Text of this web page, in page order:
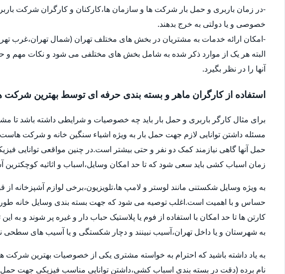
-در زمان باربری و حمل بار شرکت ها و سازمان ها،کارکنان و کارگران شرکت
خصوصی و یا دولتی به خرج بدهند.
-امکان ارائه خدمات به مشتریان در بخش های مختلف تهران (شمال تهران،غرب
البته هر یک از موارد ذکر شده به شامل بخش های مختلفی می شود و نکات مهم و
آنها را در نظر بگیرد.
استفاده از کارگران ماهر و بسته بندی حرفه ای توسط بهترین شرکت
برای مثال کارگر باربری و حمل بار باید چه خصوصیات و شرایطی داشته باشد تا
مسئله داشتن توانایی لازم جهت حمل بار به ویژه اشیاء سنگین خانه و شرکت
حمل آنها گاهی نیازمند کمک دو نفر و حتی بیشتر است.در چنین مواقعی توانایی
زمان اسباب کشی باید سعی شود که تا حد امکان وسایل،اسباب و اثاثیه کوچکترین
به ویژه وسایل شکستنی مانند لوستر و لامپ ها،تلویزیون،برخی لوازم آشپزخانه
حساس و با اهمیت است.اغلب توصیه می شود که جهت بسته بندی وسایل خانه
کارتن ها تا حد امکان با استفاده از فوم یا پلاستیک حباب دار و غیره پر شوند
به شهرستان و یا داخل تهران،آسیب نبینند و دچار شکستگی و یا آسیب های سطحی
به یاد داشته باشید که احترام به خواسته مشتری یکی از خصوصیات بهترین شرکت
نام برده (دقت در بسته بندی اسباب کشی،داشتن توانایی مناسب فیزیکی جهت